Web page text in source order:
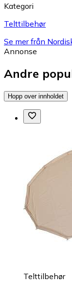
Kategori
Telttilbehør
Se mer från
Annonse
Andre
Hopp over innholdet
Telttilbehør